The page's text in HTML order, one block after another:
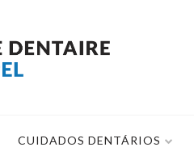
CUIDADOS DENTÁRIOS